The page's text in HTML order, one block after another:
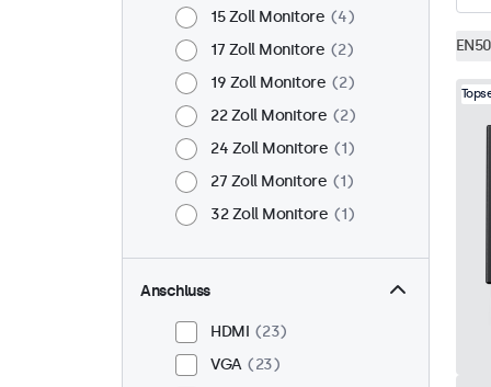
15 Zoll Monitore
4
17 Zoll Monitore
2
19 Zoll Monitore
2
22 Zoll Monitore
2
24 Zoll Monitore
1
27 Zoll Monitore
1
32 Zoll Monitore
1
Anschluss
HDMI
23
VGA
23